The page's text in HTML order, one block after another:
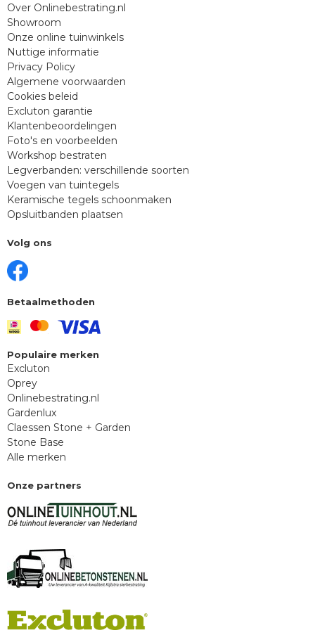
Over Onlinebestrating.nl
Showroom
Onze online tuinwinkels
Nuttige informatie
Privacy Policy
Algemene voorwaarden
Cookies beleid
Excluton garantie
Klantenbeoordelingen
Foto's en voorbeelden
Workshop bestraten
Legverbanden: verschillende soorten
Voegen van tuintegels
Keramische tegels schoonmaken
Opsluitbanden plaatsen
Volg ons
Betaalmethoden
Populaire merken
Excluton
Oprey
Onlinebestrating.nl
Gardenlux
Claessen Stone + Garden
Stone Base
Alle merken
Onze partners